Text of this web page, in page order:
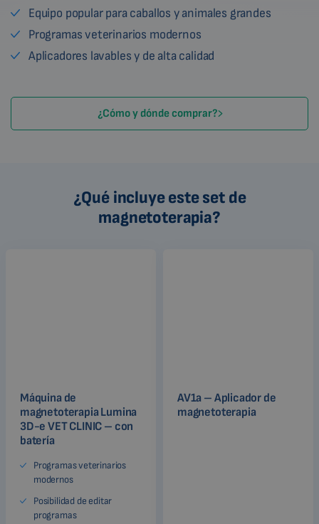
Equipo popular para caballos y animales grandes
Programas veterinarios modernos
Aplicadores lavables y de alta calidad
¿Cómo y dónde comprar?
¿Qué incluye este set de
magnetoterapia?
Máquina de
magnetoterapia Lumina
3D-e VET CLINIC – con
batería
Programas veterinarios
modernos
Posibilidad de editar
programas
AV1a – Aplicador de
magnetoterapia